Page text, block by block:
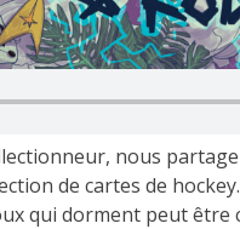
nous
de cartes de
qui dorment peut être